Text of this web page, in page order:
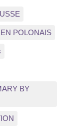
POLONAIS
BY